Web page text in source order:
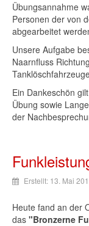
Übungsannahme
Personen der von
abgearbeitet
Unsere Aufgabe
Naarnfluss Richtung
Ein Dankeschön gilt
Übung sowie
der
Erstellt: 13. Mai
Heute fand an der
das "Bronzerne